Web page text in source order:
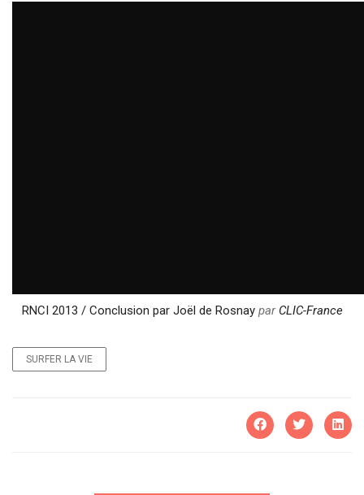
RNCI 2013 / Conclusion par Joël de Rosnay par CLIC-France
SURFER LA VIE